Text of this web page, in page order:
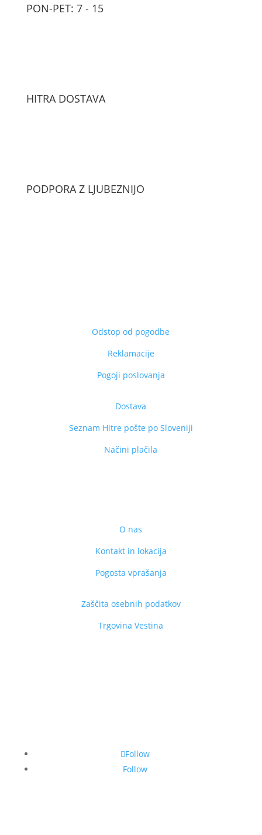
PON-PET: 7 - 15
HITRA DOSTAVA
PODPORA Z LJUBEZNIJO
Odstop od pogodbe
Reklamacije
Pogoji poslovanja
Dostava
Seznam Hitre pošte po Sloveniji
Načini plačila
O nas
Kontakt in lokacija
Pogosta vprašanja
Zaščita osebnih podatkov
Trgovina Vestina
Follow
Follow